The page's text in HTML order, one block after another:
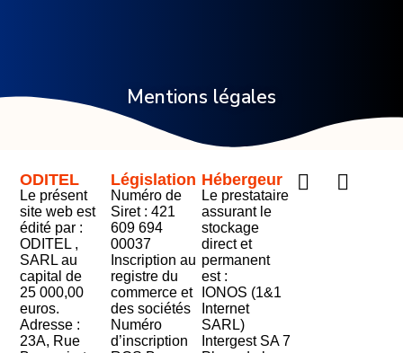
Mentions légales
ODITEL
Le présent
site web est
édité par :
ODITEL ,
SARL au
capital de
25 000,00
euros.
Adresse :
23A, Rue
Législation
Numéro de
Siret : 421
609 694
00037
Inscription au
registre du
commerce et
des sociétés
Numéro
d’inscription
Hébergeur
Le prestataire
assurant le
stockage
direct et
permanent
est :
IONOS (1&1
Internet
SARL)
Intergest SA 7